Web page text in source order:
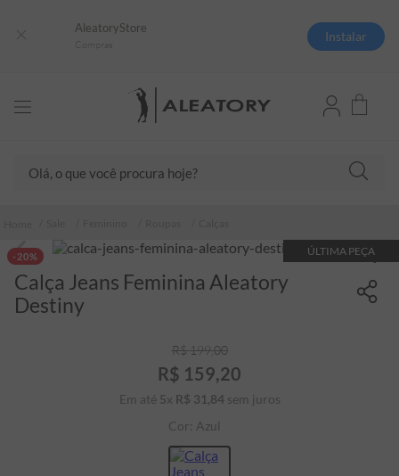
AleatoryStore
Instalar
ÚLTIMA PEÇA
-20%
Calça Jeans Feminina Aleatory
Destiny
R$ 199,00
R$ 159,20
Em até 5x R$ 31 ,84sem juros
Cor: Azul
camisas polo
camiseta listrada
6 º
jaqueta
7º
8º